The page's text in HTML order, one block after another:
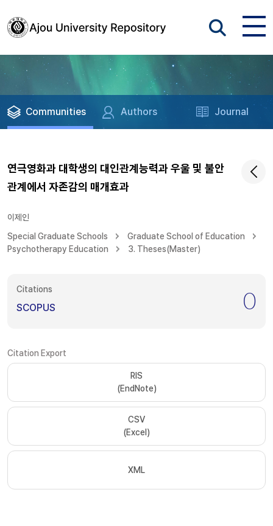
Communities Authors Journal
연극영화과 대학생의 대인관계능력과 우울 및 불안
관계에서 자존감의 매개효과
이제인
Special Graduate Schools
Graduate School of Education
Psychotherapy Education
3. Theses(Master)
Citations
SCOPUS 0
Citation Export
RIS
(EndNote)
CSV
(Excel)
XML